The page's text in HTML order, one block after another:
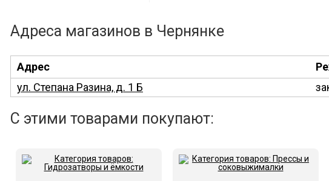
Адреса магазинов в Чернянке
Адрес
ул. Степана Разина, д. 1 Б
С этими товарами покупают: